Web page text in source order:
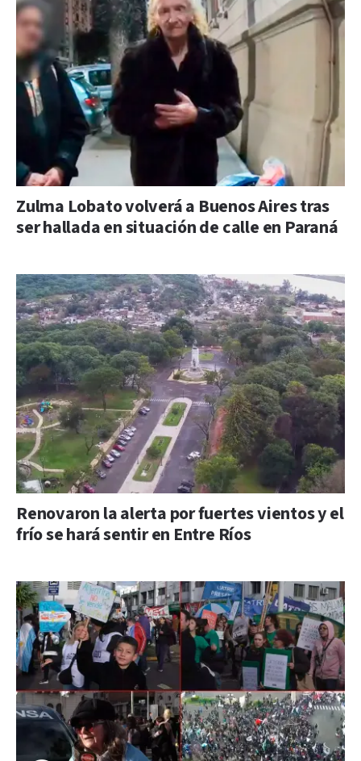
Zulma Lobato volverá a Buenos Aires tras
ser hallada en situación de calle en Paraná
Renovaron la alerta por fuertes vientos y el
frío se hará sentir en Entre Ríos